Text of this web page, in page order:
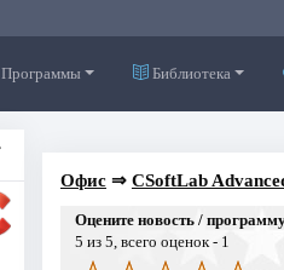
Программы Библиотека
Офис⇒ CSoftLab
Оцените новость /
5 из 5, всего оценок - 1